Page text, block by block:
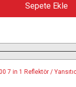
Sepete Ekle